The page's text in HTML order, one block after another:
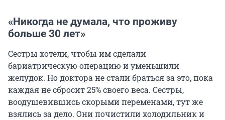
«Никогда не думала, что проживу
больше 30 лет»
Сестры хотели, чтобы им сделали
бариатрическую операцию и уменьшили
желудок. Но доктора не стали браться за это, пока
каждая не сбросит 25% своего веса. Сестры,
воодушевившись скорыми переменами, тут же
взялись за дело. Они почистили холодильник и